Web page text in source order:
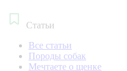
Статьи
Все статьи
Породы собак
Мечтаете о щенке